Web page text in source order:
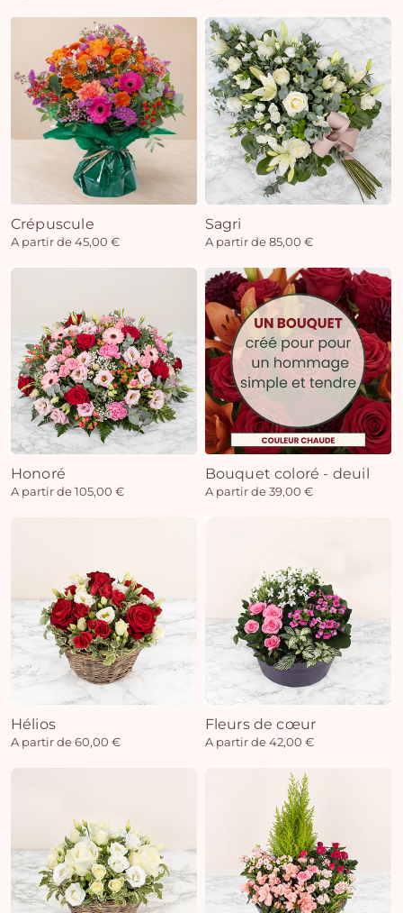
Crépuscule
A partir de 45,00 €
Sagri
A partir de 85,00 €
Honoré
A partir de 105,00 €
Bouquet coloré - deuil
A partir de 39,00 €
Hélios
A partir de 60,00 €
Fleurs de cœur
A partir de 42,00 €